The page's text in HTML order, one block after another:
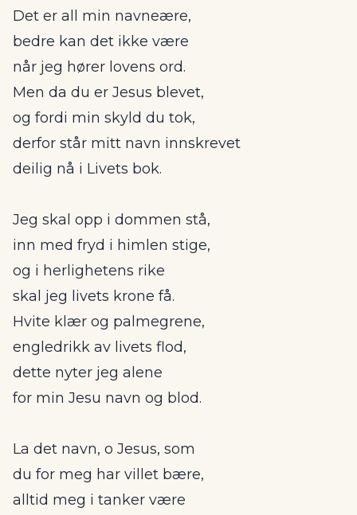
Det er all min navneære,
bedre kan det ikke være
når jeg hører lovens ord.
Men da du er Jesus blevet,
og fordi min skyld du tok,
derfor står mitt navn innskrevet
deilig nå i Livets bok.
Jeg skal opp i dommen stå,
inn med fryd i himlen stige,
og i herlighetens rike
skal jeg livets krone få.
Hvite klær og palmegrene,
engledrikk av livets flod,
dette nyter jeg alene
for min Jesu navn og blod.
La det navn, o Jesus, som
du for meg har villet bære,
alltid meg i tanker være